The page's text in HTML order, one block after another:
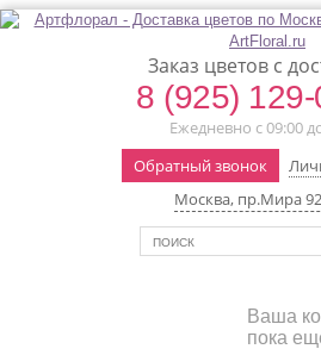
Заказ цветов с
8 (925)
Ежедневно с 09:00
Обратный звонок
Москва, пр.Мира
Ваша
пока